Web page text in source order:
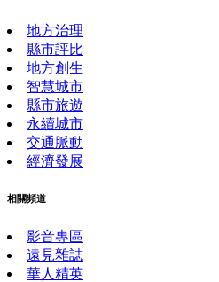
地方治理
縣市評比
地方創生
智慧城市
縣市旅遊
永續城市
交通脈動
經濟發展
相關頻道
影音專區
遠見雜誌
華人精英